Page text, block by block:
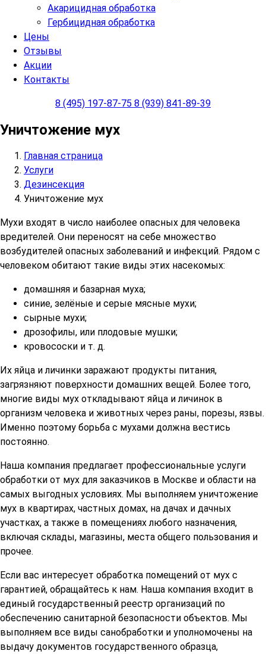
Акарицидная обработка
Гербицидная обработка
Цены
Отзывы
Акции
Контакты
8 (495) 197-87-75 8 (939) 841-89-39
Уничтожение мух
Главная страница
Услуги
Дезинсекция
Уничтожение мух
Мухи входят в число наиболее опасных для человека
вредителей. Они переносят на себе множество
возбудителей опасных заболеваний и инфекций. Рядом с
человеком обитают такие виды этих насекомых:
домашняя и базарная муха;
синие, зелёные и серые мясные мухи;
сырные мухи;
дрозофилы, или плодовые мушки;
кровососки и т. д.
Их яйца и личинки заражают продукты питания,
загрязняют поверхности домашних вещей. Более того,
многие виды мух откладывают яйца и личинок в
организм человека и животных через раны, порезы, язвы.
Именно поэтому борьба с мухами должна вестись
постоянно.
Наша компания предлагает профессиональные услуги
обработки от мух для заказчиков в Москве и области на
самых выгодных условиях. Мы выполняем уничтожение
мух в квартирах, частных домах, на дачах и дачных
участках, а также в помещениях любого назначения,
включая склады, магазины, места общего пользования и
прочее.
Если вас интересует обработка помещений от мух с
гарантией, обращайтесь к нам. Наша компания входит в
единый государственный реестр организаций по
обеспечению санитарной безопасности объектов. Мы
выполняем все виды санобработки и уполномочены на
выдачу документов государственного образца,